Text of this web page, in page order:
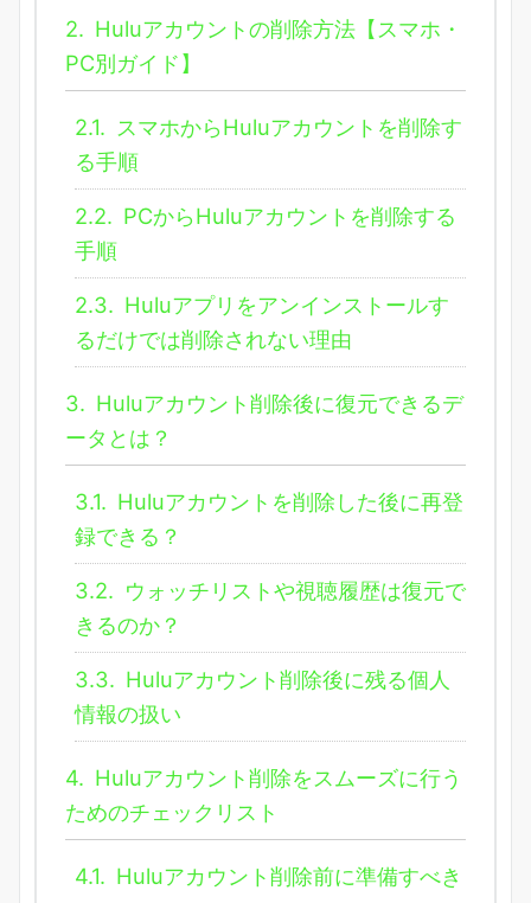
2. Huluアカウントの削除方法【スマホ・
PC別ガイド】
2.1. スマホからHuluアカウントを削除す
る手順
2.2. PCからHuluアカウントを削除する
手順
2.3. Huluアプリをアンインストールす
るだけでは削除されない理由
3. Huluアカウント削除後に復元できるデ
ータとは？
3.1. Huluアカウントを削除した後に再登
録できる？
3.2. ウォッチリストや視聴履歴は復元で
きるのか？
3.3. Huluアカウント削除後に残る個人
情報の扱い
4. Huluアカウント削除をスムーズに行う
ためのチェックリスト
4.1. Huluアカウント削除前に準備すべき